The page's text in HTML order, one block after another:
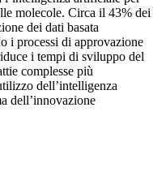
molecole. Circa il 43% dei
dei dati basata
i processi di approvazione
i tempi di sviluppo del
complesse più
dell’intelligenza
dell’innovazione